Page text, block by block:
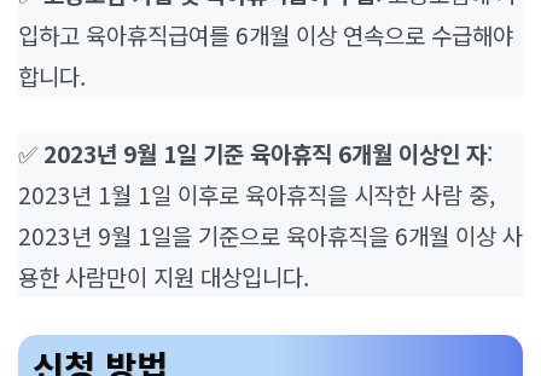
입하고 육아휴직급여를 6개월 이상 연속으로 수급해야
합니다.
✅ 2023년 9월 1일 기준 육아휴직 6개월 이상인 자:
2023년 1월 1일 이후로 육아휴직을 시작한 사람 중,
2023년 9월 1일을 기준으로 육아휴직을 6개월 이상 사
용한 사람만이 지원 대상입니다.
신청 방법